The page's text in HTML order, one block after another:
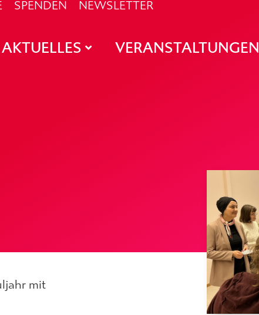
SPENDEN NEWSLETTER
AKTUELLES VERANSTALTUNGEN
mit